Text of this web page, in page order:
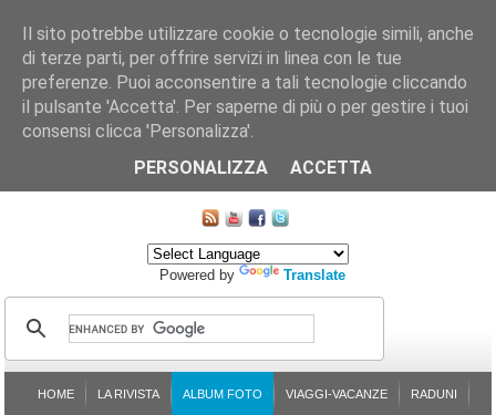
CHI SIAMO LE SEZIONI ASSICURGRANDA
ISCRIZIONE L'AVVOCATO RISPONDE SONDAGGI
Powered by Translate
HOME LA RIVISTA ALBUM FOTO VIAGGI-VACANZE RADUNI
Il sito potrebbe utilizzare cookie o tecnologie simili, anche
di terze parti, per offrire servizi in linea con le tue
preferenze. Puoi acconsentire a tali tecnologie cliccando
il pulsante 'Accetta'. Per saperne di più o per gestire i tuoi
consensi clicca 'Personalizza'.
PERSONALIZZA
ACCETTA